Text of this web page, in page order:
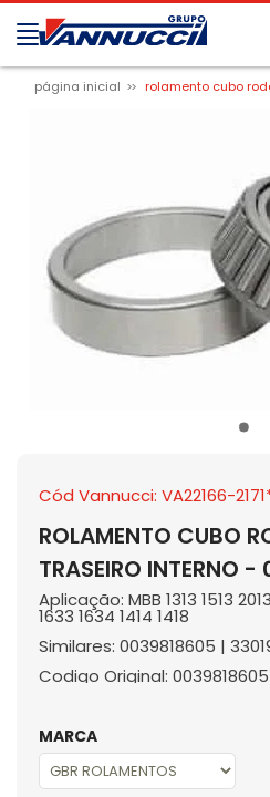
página inicial rolamento cubo
Cód Vannucci: VA22166-
ROLAMENTO CUBO
TRASEIRO INTERNO
Aplicação: MBB 1313 1513
1633 1634 1414 1418
Similares: 0039818605 |
Codigo Original: 0039818605
MARCA